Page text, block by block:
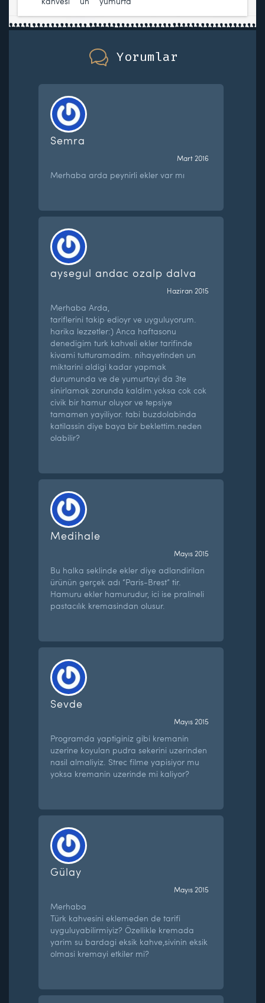
Yorumlar
Semra
Mart 2016
Merhaba arda peynirli ekler var mı
aysegul andac ozalp dalva
Haziran 2015
Merhaba Arda,
tariflerini takip edioyr ve uyguluyorum.
harika lezzetler:) Anca haftasonu
denedigim turk kahveli ekler tarifinde
kivami tutturamadim. nihayetinden un
miktarini aldigi kadar yapmak
durumunda ve de yumurtayi da 3te
sinirlamak zorunda kaldim.yoksa cok cok
civik bir hamur oluyor ve tepsiye
tamamen yayiliyor. tabi buzdolabinda
katilassin diye baya bir beklettim.neden
olabilir?
Medihale
Mayıs 2015
Bu halka seklinde ekler diye adlandirilan
ürünün gerçek adı “Paris-Brest” tir.
Hamuru ekler hamurudur, ici ise pralineli
pastacılık kremasindan olusur.
Sevde
Mayıs 2015
Programda yaptiginiz gibi kremanin
uzerine koyulan pudra sekerini uzerinden
nasil almaliyiz. Strec filme yapisiyor mu
yoksa kremanin uzerinde mi kaliyor?
Gülay
Mayıs 2015
Merhaba
Türk kahvesini eklemeden de tarifi
uyguluyabilirmiyiz? Özellikle kremada
yarim su bardagi eksik kahve,sivinin eksik
olmasi kremayi etkiler mi?